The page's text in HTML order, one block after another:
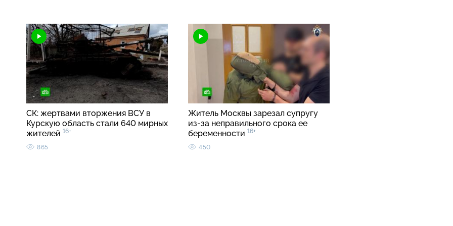
СК: жертвами вторжения ВСУ в
Курскую область стали 640 мирных
жителей 16+
865
Житель Москвы зарезал супругу
из-за неправильного срока ее
беременности 16+
450